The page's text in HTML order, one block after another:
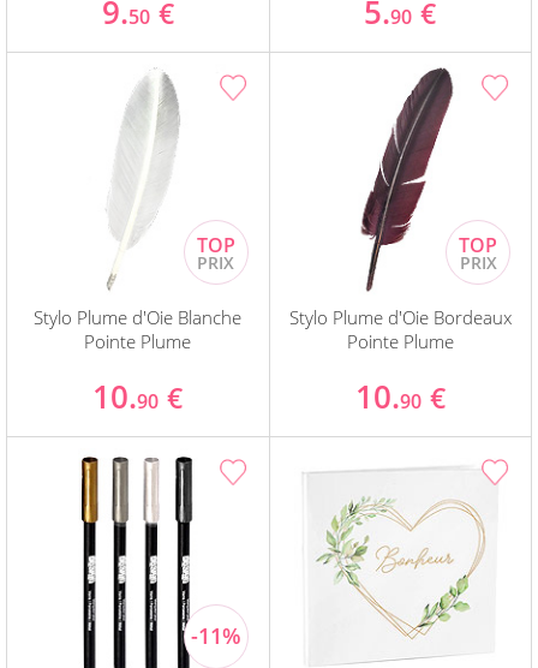
9.50 € 5.90 €
Stylo Plume d'Oie Blanche
Pointe Plume
10.90 €
Stylo Plume d'Oie Bordeaux
Pointe Plume
10.90 €